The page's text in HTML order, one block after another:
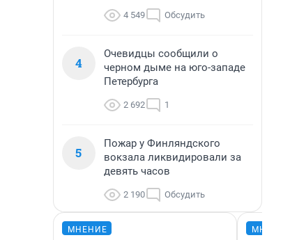
4 549 Обсудить
4
Очевидцы сообщили о
черном дыме на юго-западе
Петербурга
2 692 1
5
Пожар у Финляндского
вокзала ликвидировали за
девять часов
2 190 Обсудить
МНЕНИЕ